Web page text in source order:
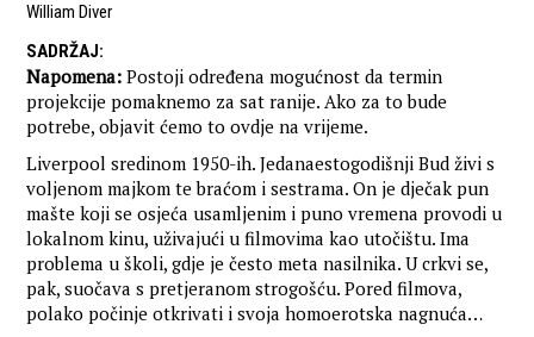
William Diver
SADRŽAJ:
Napomena: Postoji određena mogućnost da termin
projekcije pomaknemo za sat ranije. Ako za to bude
potrebe, objavit ćemo to ovdje na vrijeme.
Liverpool sredinom 1950-ih. Jedanaestogodišnji Bud živi s
voljenom majkom te braćom i sestrama. On je dječak pun
mašte koji se osjeća usamljenim i puno vremena provodi u
lokalnom kinu, uživajući u filmovima kao utočištu. Ima
problema u školi, gdje je često meta nasilnika. U crkvi se,
pak, suočava s pretjeranom strogošću. Pored filmova,
polako počinje otkrivati i svoja homoerotska nagnuća…